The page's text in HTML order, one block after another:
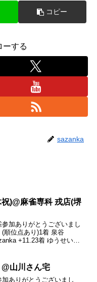
コピー
ーする
sazanka
祝)@麻雀専科 戎店(堺
参加ありがとうございまし
(順位点あり)1着 泉谷
+11.23着 ゆうせい
まれて...
@山川さん宅
ありがとうございまし